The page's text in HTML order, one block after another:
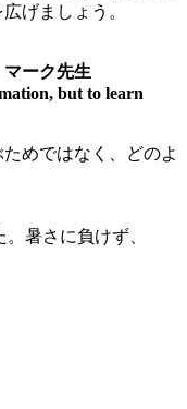
げましょう。
ーク先生
but to learn
めではなく、どのよ
暑さに負けず、